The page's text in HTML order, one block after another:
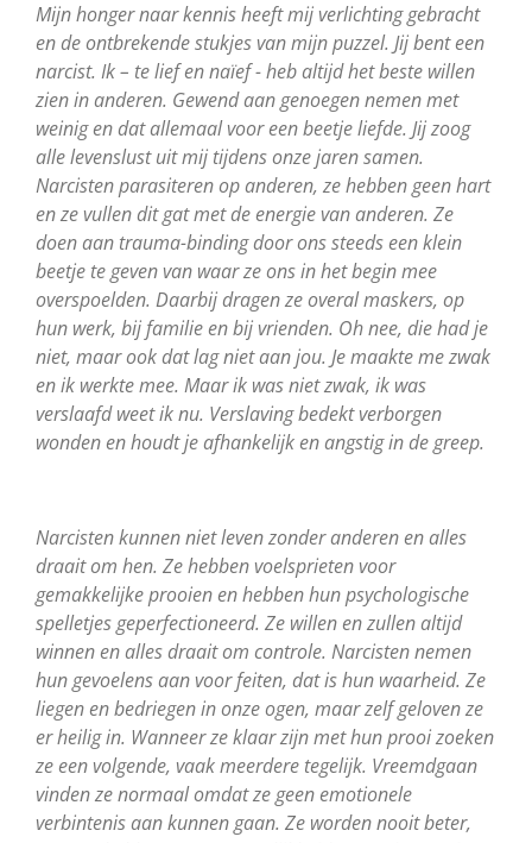
Mijn honger naar kennis heeft mij verlichting gebracht
en de ontbrekende stukjes van mijn puzzel. Jij bent een
narcist. Ik – te lief en naïef - heb altijd het beste willen
zien in anderen. Gewend aan genoegen nemen met
weinig en dat allemaal voor een beetje liefde. Jij zoog
alle levenslust uit mij tijdens onze jaren samen.
Narcisten parasiteren op anderen, ze hebben geen hart
en ze vullen dit gat met de energie van anderen. Ze
doen aan trauma-binding door ons steeds een klein
beetje te geven van waar ze ons in het begin mee
overspoelden. Daarbij dragen ze overal maskers, op
hun werk, bij familie en bij vrienden. Oh nee, die had je
niet, maar ook dat lag niet aan jou. Je maakte me zwak
en ik werkte mee. Maar ik was niet zwak, ik was
verslaafd weet ik nu. Verslaving bedekt verborgen
wonden en houdt je afhankelijk en angstig in de greep.
Narcisten kunnen niet leven zonder anderen en alles
draait om hen. Ze hebben voelsprieten voor
gemakkelijke prooien en hebben hun psychologische
spelletjes geperfectioneerd. Ze willen en zullen altijd
winnen en alles draait om controle. Narcisten nemen
hun gevoelens aan voor feiten, dat is hun waarheid. Ze
liegen en bedriegen in onze ogen, maar zelf geloven ze
er heilig in. Wanneer ze klaar zijn met hun prooi zoeken
ze een volgende, vaak meerdere tegelijk. Vreemdgaan
vinden ze normaal omdat ze geen emotionele
verbintenis aan kunnen gaan. Ze worden nooit beter,